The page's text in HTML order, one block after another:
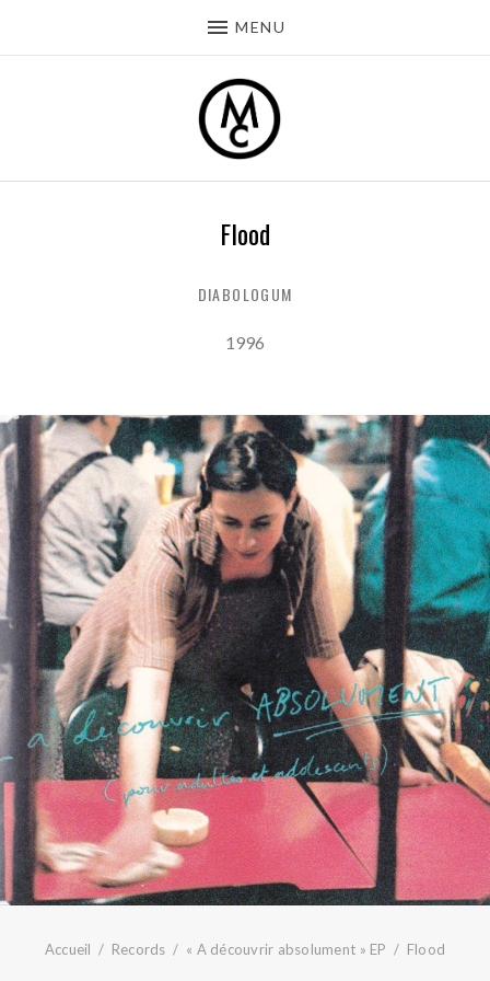
MENU
Flood
DIABOLOGUM
Released:
1996
Accueil Records « A découvrir absolument » EP Flood